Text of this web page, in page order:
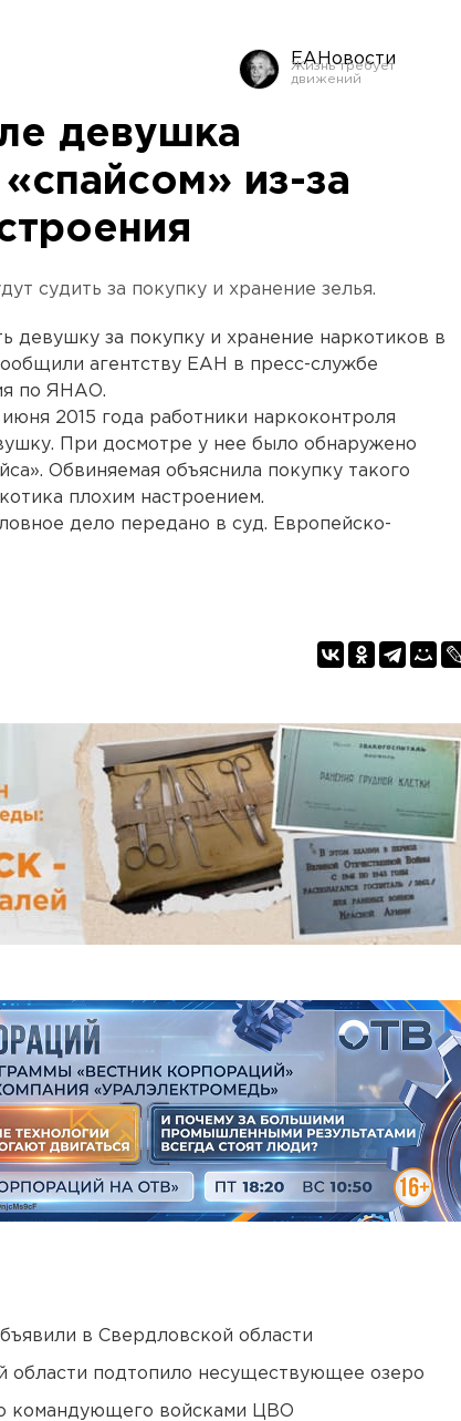
ЕАНовости
девушка
из-за
судить за покупку и хранение зелья.
девушку за покупку и хранение наркотиков в
агентству ЕАН в пресс-службе
по ЯНАО.
2015 года работники наркоконтроля
При досмотре у нее было обнаружено
Обвиняемая объяснила покупку такого
плохим настроением.
дело передано в суд. Европейско-
в Свердловской области
области подтопило несуществующее озеро
командующего войсками ЦВО